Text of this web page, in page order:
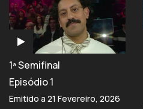
1ª Semifinal
Episódio 1
Emitido a 21 Fevereiro, 2026